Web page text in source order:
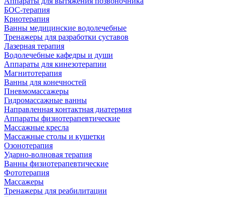
БОС-терапия
Криотерапия
Ванны медицинские водолечебные
Тренажеры для разработки суставов
Лазерная терапия
Водолечебные кафедры и души
Аппараты для кинезотерапии
Магнитотерапия
Ванны для конечностей
Пневмомассажеры
Гидромассажные ванны
Направленная контактная диатермия
Аппараты физиотерапевтические
Массажные кресла
Массажные столы и кушетки
Озонотерапия
Ударно-волновая терапия
Ванны физиотерапевтические
Фототерапия
Массажеры
Тренажеры для реабилитации